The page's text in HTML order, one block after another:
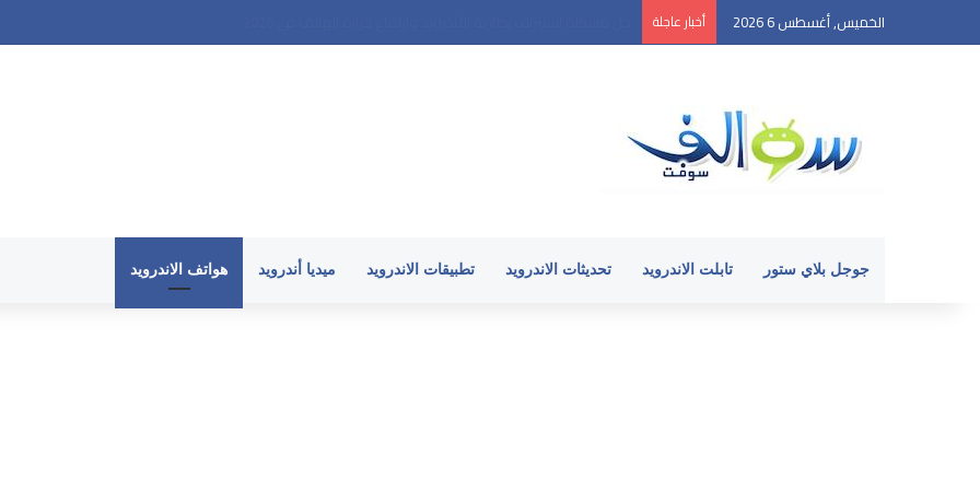
الخميس, أغسطس 6 2026 أخبار عاجلة
جوجل بلاي ستور تابلت الاندرويد تحديثات الاندرويد تطبيقات الاندرويد ميديا أندرويد هواتف الاندرويد